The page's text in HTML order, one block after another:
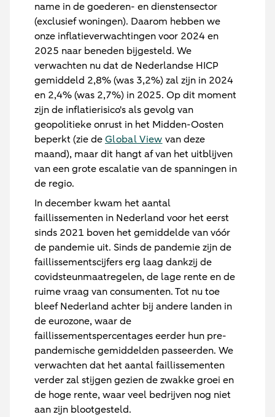
name in de goederen- en dienstensector
(exclusief woningen). Daarom hebben we
onze inflatieverwachtingen voor 2024 en
2025 naar beneden bijgesteld. We
verwachten nu dat de Nederlandse HICP
gemiddeld 2,8% (was 3,2%) zal zijn in 2024
en 2,4% (was 2,7%) in 2025. Op dit moment
zijn de inflatierisico's als gevolg van
geopolitieke onrust in het Midden-Oosten
beperkt (zie deGlobal View van deze
maand), maar dit hangt af van het uitblijven
van een grote escalatie van de spanningen in
de regio.
In december kwam het aantal
faillissementen in Nederland voor het eerst
sinds 2021 boven het gemiddelde van vóór
de pandemie uit. Sinds de pandemie zijn de
faillissementscijfers erg laag dankzij de
covidsteunmaatregelen, de lage rente en de
ruime vraag van consumenten. Tot nu toe
bleef Nederland achter bij andere landen in
de eurozone, waar de
faillissementspercentages eerder hun pre-
pandemische gemiddelden passeerden. We
verwachten dat het aantal faillissementen
verder zal stijgen gezien de zwakke groei en
de hoge rente, waar veel bedrijven nog niet
aan zijn blootgesteld.